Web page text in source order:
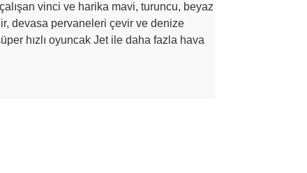
vinci ve harika mavi, turuncu, beyaz
devasa pervaneleri çevir ve denize
hızlı oyuncak Jet ile daha fazla hava